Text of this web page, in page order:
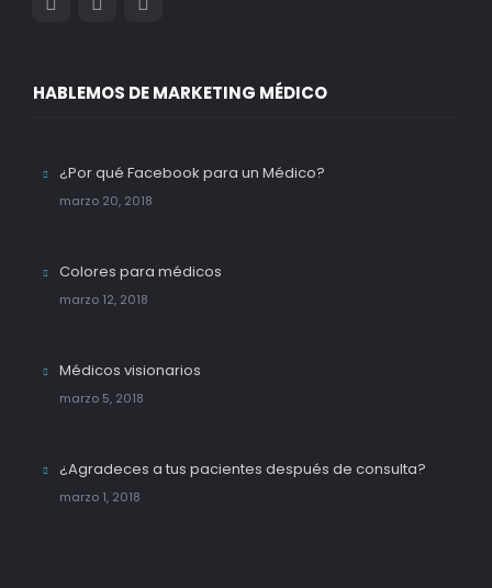
HABLEMOS DE MARKETING MÉDICO
¿Por qué Facebook para un Médico?
marzo 20, 2018
Colores para médicos
marzo 12, 2018
Médicos visionarios
marzo 5, 2018
¿Agradeces a tus pacientes después de consulta?
marzo 1, 2018